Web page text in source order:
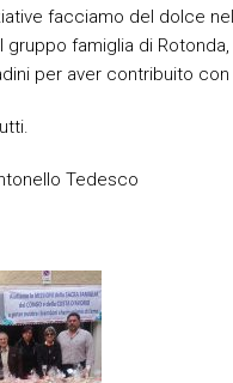
facciamo del dolce
gruppo famiglia di
per aver contribuito
Tedesco